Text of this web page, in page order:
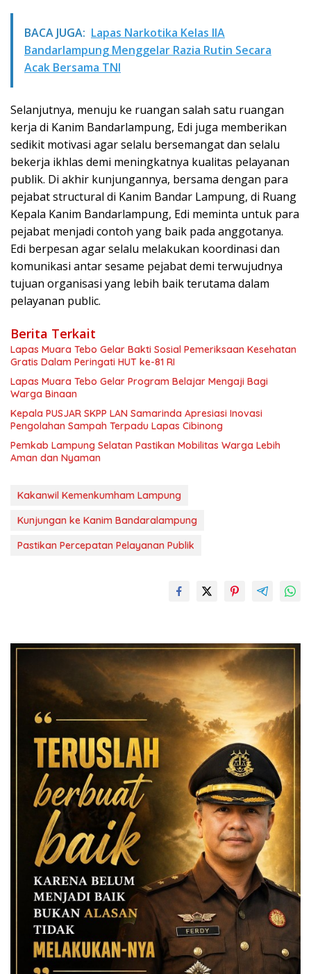
BACA JUGA: Lapas Narkotika Kelas IIA
Bandarlampung Menggelar Razia Rutin Secara
Acak Bersama TNI
Selanjutnya, menuju ke ruangan salah satu ruangan
kerja di Kanim Bandarlampung, Edi juga memberikan
sedikit motivasi agar selalu bersemangat dan selalu
bekerja ikhlas demi meningkatnya kualitas pelayanan
publik. Di akhir kunjungannya, bersama dengan para
pejabat structural di Kanim Bandar Lampung, di Ruang
Kepala Kanim Bandarlampung, Edi meminta untuk para
pejabat menjadi contoh yang baik pada anggotanya.
Edi berpesan agar selalu melakukan koordinasi dan
komunikasi antar sesame pejabat demi terwujudnya
tujuan organisasi yang lebih baik terutama dalam
pelayanan public.
Berita Terkait
Lapas Muara Tebo Gelar Bakti Sosial Pemeriksaan Kesehatan
Gratis Dalam Peringati HUT ke-81 RI
Lapas Muara Tebo Gelar Program Belajar Mengaji Bagi
Warga Binaan
Kepala PUSJAR SKPP LAN Samarinda Apresiasi Inovasi
Pengolahan Sampah Terpadu Lapas Cibinong
Pemkab Lampung Selatan Pastikan Mobilitas Warga Lebih
Aman dan Nyaman
Kakanwil Kemenkumham Lampung
Kunjungan ke Kanim Bandaralampung
Pastikan Percepatan Pelayanan Publik